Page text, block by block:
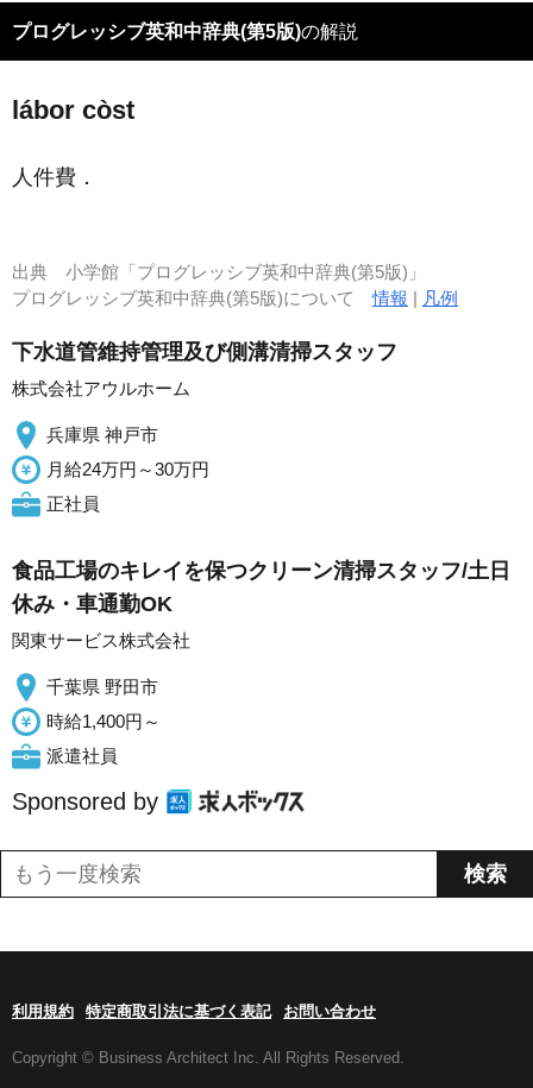
プログレッシブ英和中辞典(第5版)の解説
lábor còst
人件費 ．
出典 小学館「プログレッシブ英和中辞典(第5版)」
プログレッシブ英和中辞典(第5版)について情報 | 凡例
下水道管維持管理及び側溝清掃スタッフ
株式会社アウルホーム
兵庫県 神戸市
月給24万円～30万円
正社員
食品工場のキレイを保つクリーン清掃スタッフ/土日
休み・車通勤OK
関東サービス株式会社
千葉県 野田市
時給1,400円～
派遣社員
Sponsored by
利用規約 特定商取引法に基づく表記 お問い合わせ
Copyright © Business Architect Inc. All Rights Reserved.